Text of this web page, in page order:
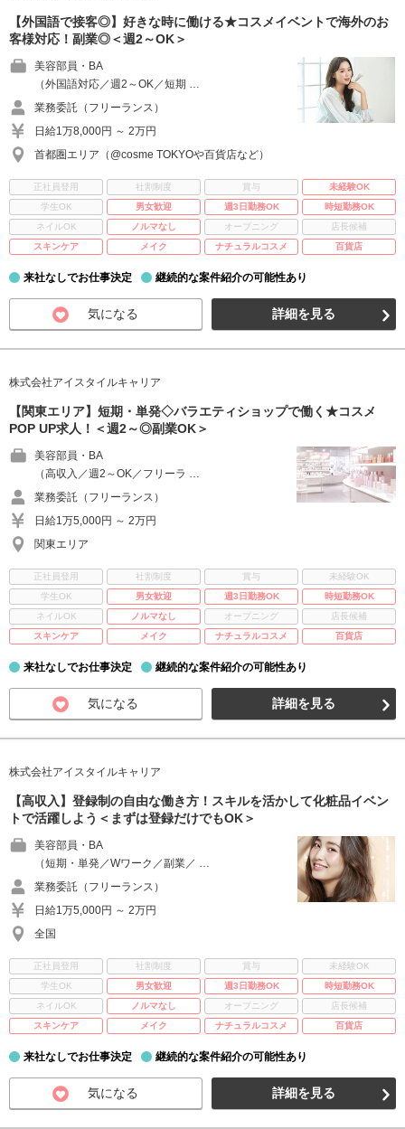
【外国語で接客◎】好きな時に働ける★コスメイベントで海外のお
客様対応！副業◎＜週2～OK＞
美容部員・BA
（外国語対応／週2～OK／短期 …
業務委託（フリーランス）
日給1万8,000円 ～ 2万円
首都圏エリア（@cosme TOKYOや百貨店など）
正社員登用 社割制度 賞与
未経験OK
学生OK
男女歓迎 週3日勤務OK
時短勤務OK
ネイルOK
ノルマなし オープニング
店長候補
スキンケア
メイク ナチュラルコスメ 百貨店
来社なしでお仕事決定 継続的な案件紹介の可能性あり
気になる 詳細を見る
株式会社アイスタイルキャリア
【関東エリア】短期・単発◇バラエティショップで働く★コスメ
POP UP求人！＜週2～◎副業OK＞
美容部員・BA
（高収入／週2～OK／フリーラ …
業務委託（フリーランス）
日給1万5,000円 ～ 2万円
関東エリア
正社員登用 社割制度 賞与
未経験OK
学生OK
男女歓迎 週3日勤務OK
時短勤務OK
ネイルOK
ノルマなし オープニング
店長候補
スキンケア
メイク ナチュラルコスメ 百貨店
来社なしでお仕事決定 継続的な案件紹介の可能性あり
気になる 詳細を見る
株式会社アイスタイルキャリア
【高収入】登録制の自由な働き方！スキルを活かして化粧品イベン
トで活躍しよう＜まずは登録だけでもOK＞
美容部員・BA
（短期・単発／Wワーク／副業／ …
業務委託（フリーランス）
日給1万5,000円 ～ 2万円
全国
正社員登用 社割制度 賞与
未経験OK
学生OK
男女歓迎 週3日勤務OK
時短勤務OK
ネイルOK
ノルマなし オープニング
店長候補
スキンケア
メイク ナチュラルコスメ 百貨店
来社なしでお仕事決定 継続的な案件紹介の可能性あり
気になる 詳細を見る